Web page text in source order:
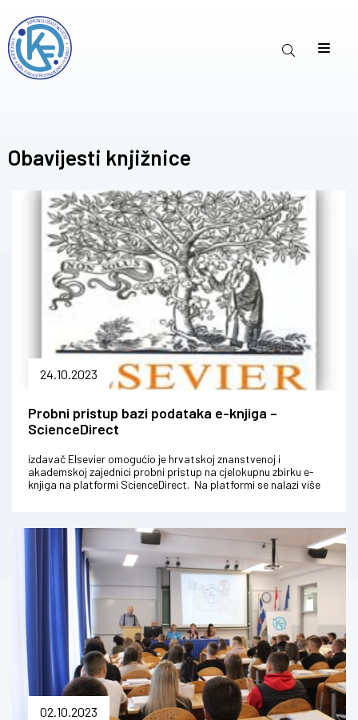
Obavijesti knjižnice
24.10.2023
Probni pristup bazi podataka e-knjiga –
ScienceDirect
izdavač Elsevier omogućio je hrvatskoj znanstvenoj i
akademskoj zajednici probni pristup na cjelokupnu zbirku e-
knjiga na platformi ScienceDirect. Na platformi se nalazi više
02.10.2023